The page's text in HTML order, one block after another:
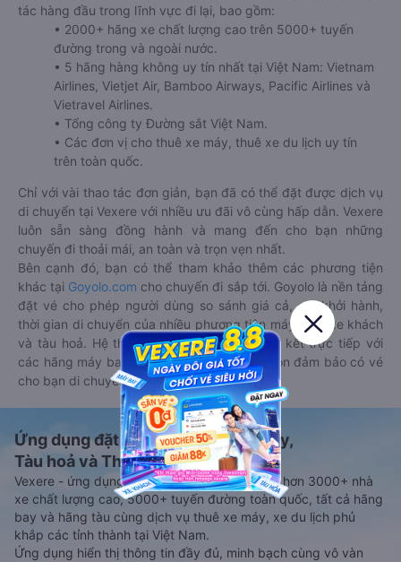
tác hàng đầu trong lĩnh vực đi lại, bao gồm:
• 2000+ hãng xe chất lượng cao trên 5000+ tuyến
đường trong và ngoài nước.
• 5 hãng hàng không uy tín nhất tại Việt Nam: Vietnam
Airlines, Vietjet Air, Bamboo Airways, Pacific Airlines và
Vietravel Airlines.
• Tổng công ty Đường sắt Việt Nam.
• Các đơn vị cho thuê xe máy, thuê xe du lịch uy tín
trên toàn quốc.
Chỉ với vài thao tác đơn giản, bạn đã có thể đặt được dịch vụ
di chuyển tại Vexere với nhiều ưu đãi vô cùng hấp dẫn. Vexere
luôn sẵn sàng đồng hành và mang đến cho bạn những
chuyến đi thoải mái, an toàn và trọn vẹn nhất.
Bên cạnh đó, bạn có thể tham khảo thêm các phương tiện
khác tại Goyolo.com cho chuyến đi sắp tới. Goyolo là nền tảng
đặt vé cho phép người dùng so sánh giá cả, giờ khởi hành,
thời gian di chuyển của nhiều phương tiện máy bay, xe khách
và tàu hoả. Hệ thống của Goyolo được liên kết trực tiếp với
các hãng máy bay, xe khách và tàu hoả, luôn đảm bảo có vé
cho bạn di chuyển.
Ứng dụng đặt vé Xe khách, Máy bay,
Tàu hoả và Thuê xe
Vexere - ứng dụng đặt vé đa phương tiện với hơn 3000+ nhà
xe chất lượng cao, 5000+ tuyến đường toàn quốc, tất cả hãng
bay và hãng tàu cùng dịch vụ thuê xe máy, xe du lịch phủ
khắp các tỉnh thành tại Việt Nam.
Ứng dụng hiển thị thông tin đầy đủ, minh bạch cùng vô vàn